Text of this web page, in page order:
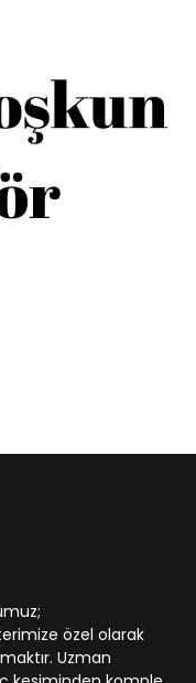
özel olarak
Uzman